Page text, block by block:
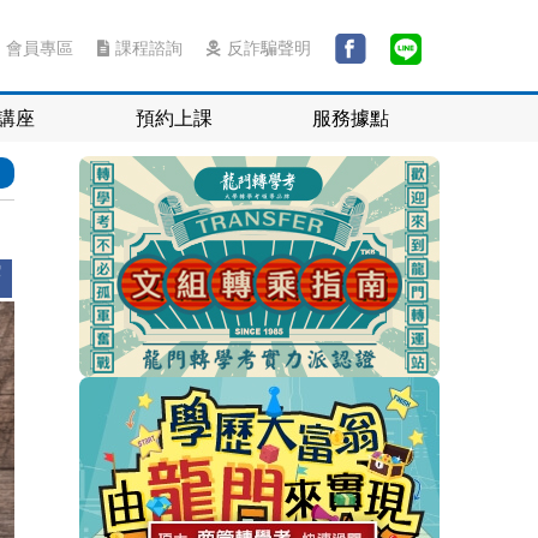
會員專區 課程諮詢 反詐騙聲明
座 預約上課 服務據點